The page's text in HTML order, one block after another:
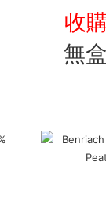
收
無